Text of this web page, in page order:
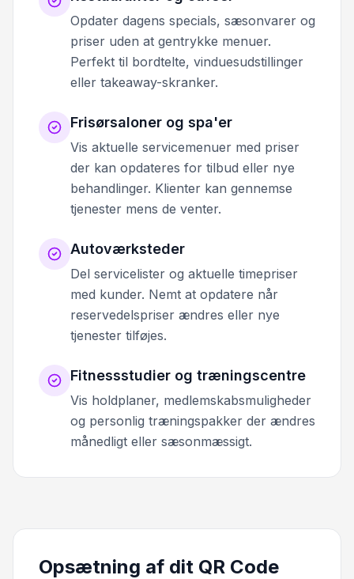
Opdater dagens specials, sæsonvarer og
priser uden at gentrykke menuer.
Perfekt til bordtelte, vinduesudstillinger
eller takeaway-skranker.
Frisørsaloner og spa'er
Vis aktuelle servicemenuer med priser
der kan opdateres for tilbud eller nye
behandlinger. Klienter kan gennemse
tjenester mens de venter.
Autoværksteder
Del servicelister og aktuelle timepriser
med kunder. Nemt at opdatere når
reservedelspriser ændres eller nye
tjenester tilføjes.
Fitnessstudier og træningscentre
Vis holdplaner, medlemskabsmuligheder
og personlig træningspakker der ændres
månedligt eller sæsonmæssigt.
Opsætning af dit QR Code